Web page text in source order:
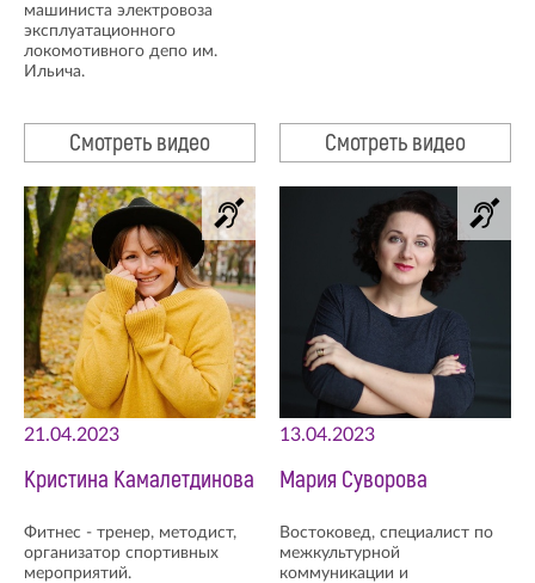
машиниста электровоза
эксплуатационного
локомотивного депо им.
Ильича.
Смотреть видео Смотреть видео
21.04.2023
Кристина Камалетдинова
Фитнес - тренер, методист,
организатор спортивных
мероприятий.
13.04.2023
Мария Суворова
Востоковед, специалист по
межкультурной
коммуникации и